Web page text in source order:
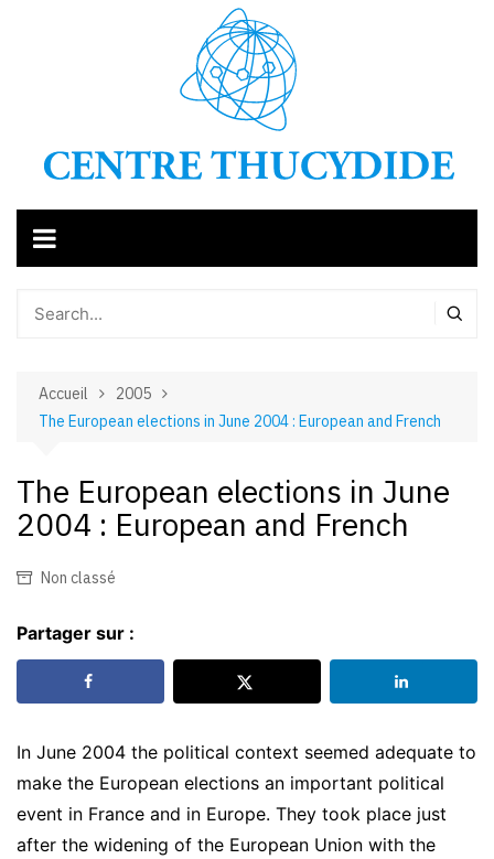
Accueil
2005
The European elections in June 2004 : European and French
The European elections in June
2004 : European and French
Non classé
Partager sur :
In June 2004 the political context seemed adequate to
make the European elections an important political
event in France and in Europe. They took place just
after the widening of the European Union with the